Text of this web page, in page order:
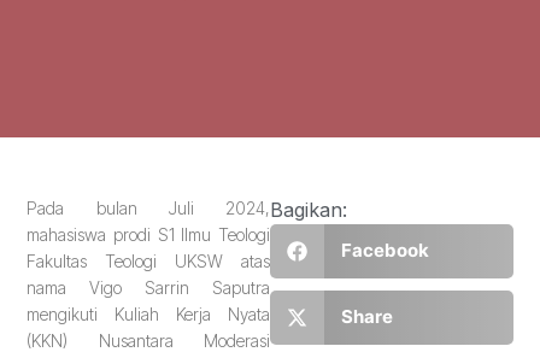
Pada bulan Juli 2024,
mahasiswa prodi S1 Ilmu Teologi
Fakultas Teologi UKSW atas
nama Vigo Sarrin Saputra
mengikuti Kuliah Kerja Nyata
(KKN) Nusantara Moderasi
Bagikan:
Facebook
Share